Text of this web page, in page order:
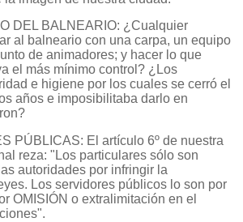
DEL BALNEARIO: ¿Cualquier
al balneario con una carpa, un equipo
de animadores; y hacer lo que
el más mínimo control? ¿Los
e higiene por los cuales se cerró el
años e imposibilitaba darlo en
PÚBLICAS: El artículo 6º de nuestra
reza: "Los particulares sólo son
autoridades por infringir la
Los servidores públicos lo son por
OMISIÓN o extralimitación en el